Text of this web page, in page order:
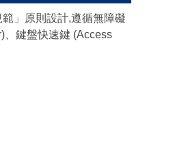
」原則設計,遵循無障礙
、鍵盤快速鍵 (Access